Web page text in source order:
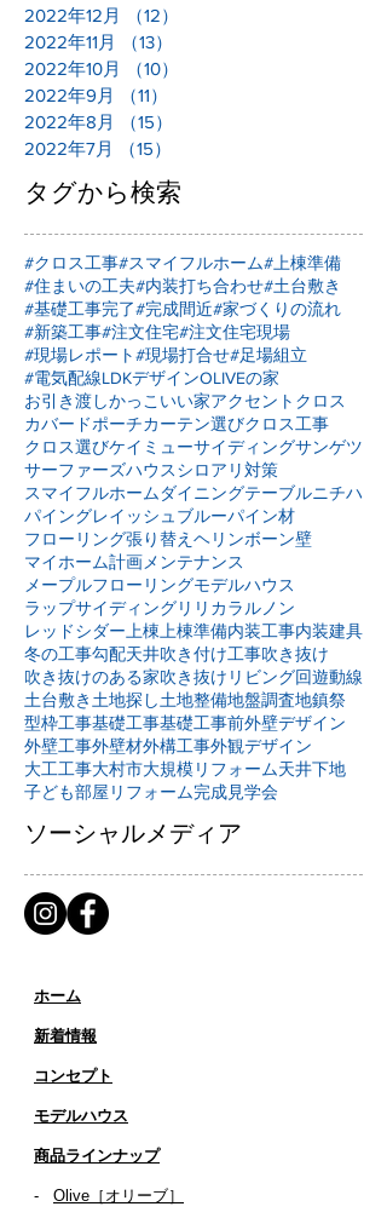
2022年12月
（12）
2022年11月
（13）
2022年10月
（10）
2022年9月
（11）
2022年8月
（15）
2022年7月
（15）
タグから検索
#クロス工事#スマイフルホーム#上棟準備
#住まいの工夫#内装打ち合わせ#土台敷き
#基礎工事完了#完成間近#家づくりの流れ
#新築工事#注文住宅#注文住宅現場
#現場レポート#現場打合せ#足場組立
#電気配線LDKデザインOLIVEの家
お引き渡しかっこいい家アクセントクロス
カバードポーチカーテン選びクロス工事
クロス選びケイミューサイディングサンゲツ
サーファーズハウスシロアリ対策
スマイフルホームダイニングテーブルニチハ
パイングレイッシュブルーパイン材
フローリング張り替え ヘリンボーン壁
マイホーム計画 メンテナンス
メープルフローリングモデルハウス
ラップサイディングリリカラ ルノン
レッドシダー 上棟 上棟準備内装工事内装建具
冬の工事勾配天井吹き付け工事吹き抜け
吹き抜けのある家吹き抜けリビング回遊動線
土台敷き 土地探し土地整備地盤調査地鎮祭
型枠工事基礎工事基礎工事前外壁デザイン
外壁工事外壁材外構工事外観デザイン
大工工事大村市大規模リフォーム天井下地
子ども部屋リフォーム完成見学会
ソーシャルメディア
ホーム
新着情報
コンセプト
​​モデルハウス
商品ラインナップ
- Olive［オリーブ］